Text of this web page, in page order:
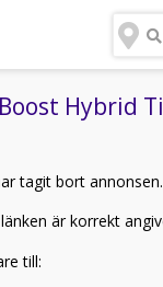
Hybrid
tagit bort annonsen.
är korrekt
till: